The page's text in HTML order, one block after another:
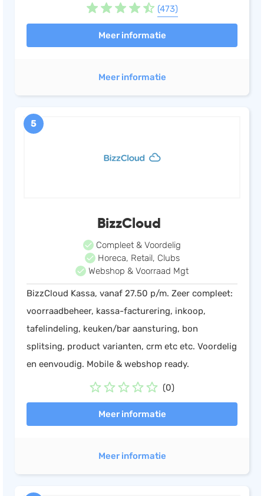
(473)
Meer informatie
Meer informatie
5
BizzCloud
Compleet & Voordelig
Horeca, Retail, Clubs
Webshop & Voorraad Mgt
BizzCloud Kassa, vanaf 27.50 p/m. Zeer compleet:
voorraadbeheer, kassa-facturering, inkoop,
tafelindeling, keuken/bar aansturing, bon
splitsing, product varianten, crm etc etc. Voordelig
en eenvoudig. Mobile & webshop ready.
(0)
Meer informatie
Meer informatie